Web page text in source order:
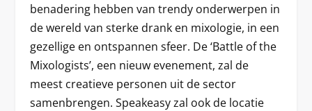
benadering hebben van trendy onderwerpen in
de wereld van sterke drank en mixologie, in een
gezellige en ontspannen sfeer. De ‘Battle of the
Mixologists’, een nieuw evenement, zal de
meest creatieve personen uit de sector
samenbrengen. Speakeasy zal ook de locatie